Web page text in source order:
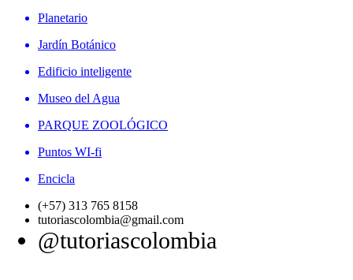
Planetario
Jardín Botánico
Edificio inteligente
Museo del Agua
PARQUE ZOOLÓGICO
Puntos WI-fi
Encicla
(+57) 313 765 8158
tutoriascolombia@gmail.com
@tutoriascolombia